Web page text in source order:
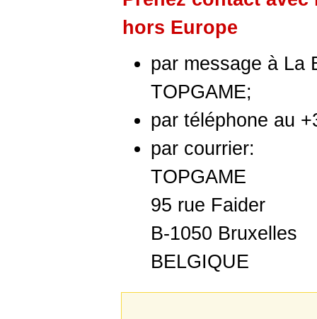
hors Europe
par message à La
TOPGAME;
par téléphone au
par courrier:
TOPGAME
95 rue Faider
B-1050 Bruxelles
BELGIQUE